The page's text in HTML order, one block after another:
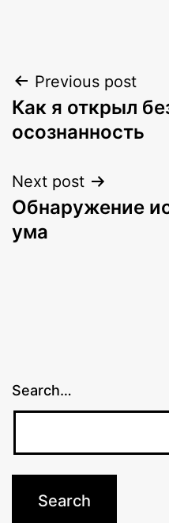
Post
navigation
Previous post
Как я открыл
осознанность
Next post
Обнаружение
ума
Search…